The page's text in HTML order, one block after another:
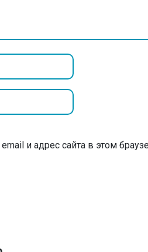
и адрес сайта в этом